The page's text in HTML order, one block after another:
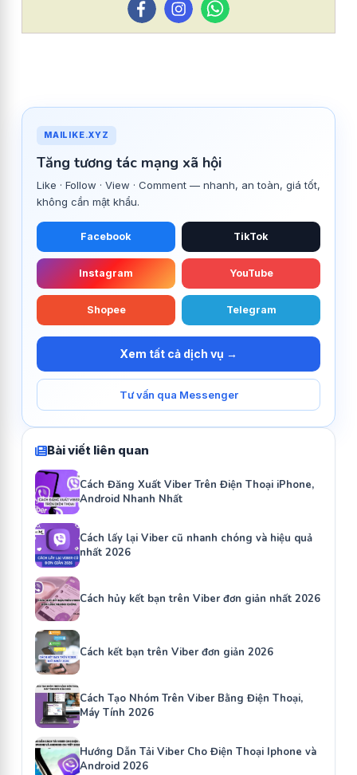
MAILIKE.XYZ
Tăng tương tác mạng xã hội
Like · Follow · View · Comment — nhanh, an toàn, giá tốt,
không cần mật khẩu.
Facebook TikTok
Instagram YouTube
Shopee Telegram
Xem tất cả dịch vụ →
Tư vấn qua Messenger
Bài viết liên quan
Cách Đăng Xuất Viber Trên Điện Thoại iPhone,
Android Nhanh Nhất
Cách lấy lại Viber cũ nhanh chóng và hiệu quả
nhất 2026
Cách hủy kết bạn trên Viber đơn giản nhất 2026
Cách kết bạn trên Viber đơn giản 2026
Cách Tạo Nhóm Trên Viber Bằng Điện Thoại,
Máy Tính 2026
Hướng Dẫn Tải Viber Cho Điện Thoại Iphone và
Android 2026